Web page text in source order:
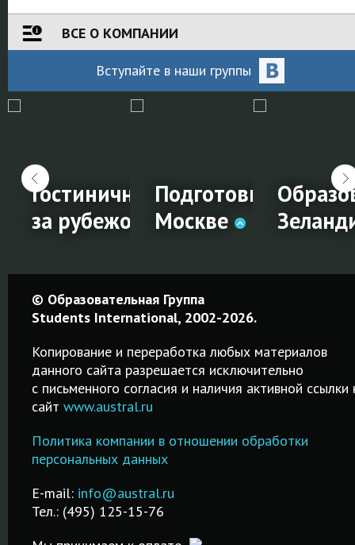
ВСЕ О КОМПАНИИ
Вступайте в наши группы
за за
Гостиничный менеджмент
за рубежом
Гостиничный
менеджмент
за
рубежом
Обучение
менеджменту за
рубежом в
специализированных
школах и вузах!
Подготовка к IELTS
Москве
Подготовка
к IELTS в
Москве
Качественные
курсы от 2-х
месяцев!
Подготовка к
Недорого и
качественно!
Среднее,
© Образовательная Группа
Students International, 2002-2026.
Копирование и переработка любых материалов
данного сайта разрешается исключительно
c письменного согласия и наличия активной ссылки
сайт www.austral.ru
Политика компании в отношении обработки
персональных данных
E-mail: info@austral.ru
Тел.: (495) 125-15-76